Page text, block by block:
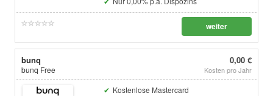
weiter
bunq
bunq Free
0,00 €
Kosten pro Jahr
Kostenlose Mastercard